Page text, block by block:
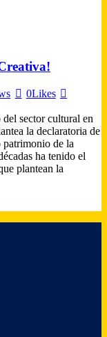
0Likes
sector cultural en
la declaratoria de
patrimonio de la
ha tenido el
plantean la